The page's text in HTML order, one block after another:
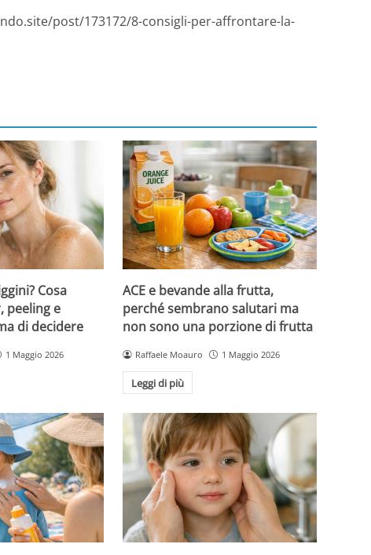
post/173172/8-consigli-per-affrontare-la-
Cosa
peeling e
di decidere
1 Maggio 2026
ACE e bevande alla frutta,
perché sembrano salutari ma
non sono una porzione di frutta
Raffaele Moauro 1 Maggio 2026
Leggi di più